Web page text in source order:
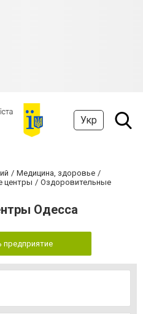
Укр
Медицина, здоровье
центры
Оздоровительные
Одесса
предприятие